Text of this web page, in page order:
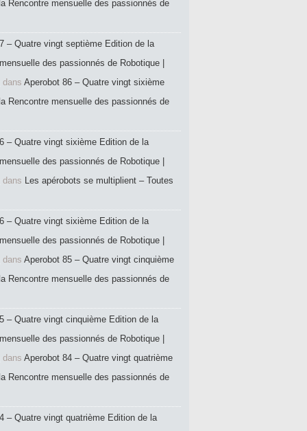
Rencontre mensuelle des passionnés de
– Quatre vingt septième Edition de la
des passionnés de Robotique |
dans Aperobot 86 – Quatre vingt sixième
Rencontre mensuelle des passionnés de
– Quatre vingt sixième Edition de la
des passionnés de Robotique |
dans Les apérobots se multiplient – Toutes
– Quatre vingt sixième Edition de la
des passionnés de Robotique |
dans Aperobot 85 – Quatre vingt cinquième
Rencontre mensuelle des passionnés de
– Quatre vingt cinquième Edition de la
des passionnés de Robotique |
dans Aperobot 84 – Quatre vingt quatrième
Rencontre mensuelle des passionnés de
– Quatre vingt quatrième Edition de la